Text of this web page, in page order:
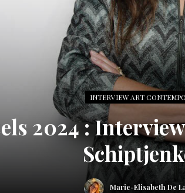
INTERVIEW ART
2024 :
Marie-Elisabeth De